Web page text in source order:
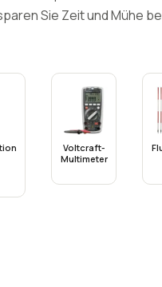
Sie Zeit und Mühe
Voltcraft-
Multimeter